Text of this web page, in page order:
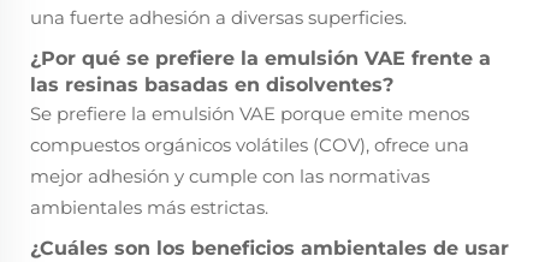
una fuerte adhesión a diversas superficies.
¿Por qué se prefiere la emulsión VAE frente a
las resinas basadas en disolventes?
Se prefiere la emulsión VAE porque emite menos
compuestos orgánicos volátiles (COV), ofrece una
mejor adhesión y cumple con las normativas
ambientales más estrictas.
¿Cuáles son los beneficios ambientales de usar